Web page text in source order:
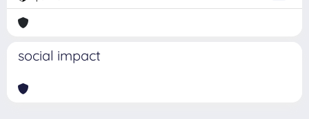
social impact